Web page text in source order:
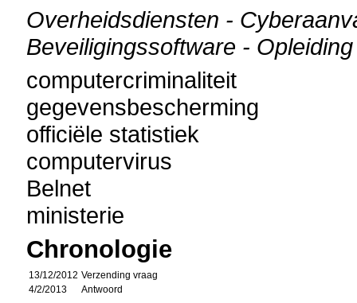
Overheidsdiensten -
Beveiligingssoftware -
computercriminaliteit
gegevensbescherming
officiële statistiek
computervirus
Belnet
ministerie
Chronologie
13/12/2012 Verzending vraag
4/2/2013
Antwoord